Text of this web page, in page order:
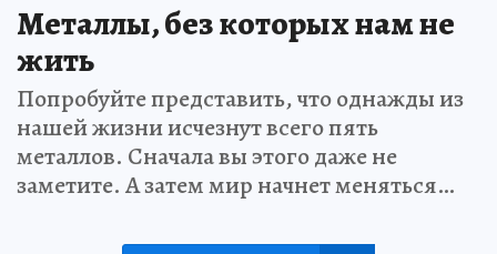
Металлы, без которых нам не
жить
Попробуйте представить, что однажды из
нашей жизни исчезнут всего пять
металлов. Сначала вы этого даже не
заметите. А затем мир начнет меняться…